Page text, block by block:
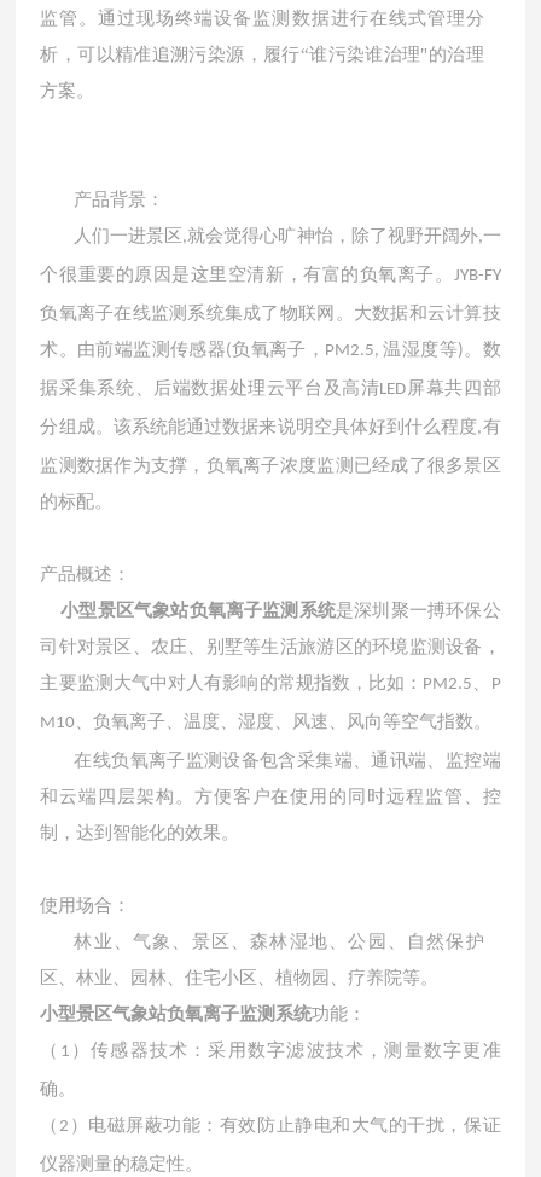
监管。通过现场终端设备监测数据进行在线式管理分
析，可以精准追溯污染源，履行“谁污染谁治理"的治理
方案。
产品背景：
人们一进景区 ,就会觉得心旷神怡，除了视野开阔外,一
个很重要的原因是这里空清新，有富的负氧离子。 JYB-FY
负氧离子在线监测系统集成了物联网。大数据和云计算技
术。由前端监测传感器(负氧离子， PM2.5,温湿度等) 。数
据采集系统、后端数据处理云平台及高清LED 屏幕共四部
分组成。该系统能通过数据来说明空具体好到什么程度,有
监测数据作为支撑，负氧离子浓度监测已经成了很多景区
的标配。
产品概述：
小型景区气象站负氧离子监测系统是深圳聚一搏环保公
司针对景区、农庄、别墅等生活旅游区的环境监测设备，
主要监测大气中对人有影响的常规指数，比如： PM2.5 P
M10
、负氧离子、温度、湿度、风速、风向等空气指数。
在线负氧离子监测设备包含采集端、通讯端、监控端
和云端四层架构。方便客户在使用的同时远程监管、控
制，达到智能化的效果。
使用场合：
林业、气象、景区、森林湿地、公园、自然保护
区、林业、园林、住宅小区、植物园、疗养院等。
小型景区气象站负氧离子监测系统功能：
（ 1 ）传感器技术：采用数字滤波技术，测量数字更准
确。
（ 2 ）电磁屏蔽功能：有效防止静电和大气的干扰，保证
仪器测量的稳定性。